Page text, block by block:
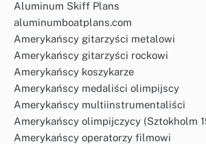
Aluminum Skiff Plans
aluminumboatplans.com
Amerykańscy gitarzyści metalowi
Amerykańscy gitarzyści rockowi
Amerykańscy koszykarze
Amerykańscy medaliści olimpijscy
Amerykańscy multiinstrumentaliści
Amerykańscy olimpijczycy (Sztokholm
Amerykańscy operatorzy filmowi